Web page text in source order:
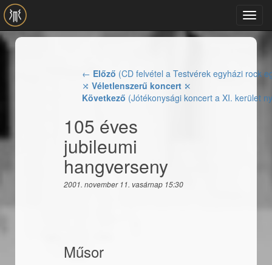
Ugrás a tartalomra
← Előző (CD felvétel a Testvérek egyházi rock
⤨ Véletlenszerű koncert ⤪
Következő (Jótékonysági koncert a XI. kerület
105 éves
jubileumi
hangverseny
2001. november 11. vasárnap 15:30
Műsor